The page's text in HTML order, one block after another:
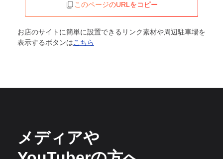
このページのURLをコピー
お店のサイトに簡単に設置できるリンク素材や周辺駐車場を
表示するボタンはこちら
メディアや